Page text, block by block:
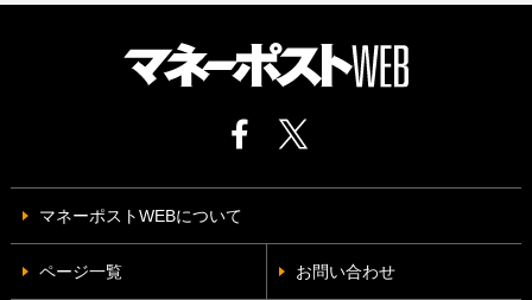
マネーポストWEBについて
ページ一覧 お問い合わせ